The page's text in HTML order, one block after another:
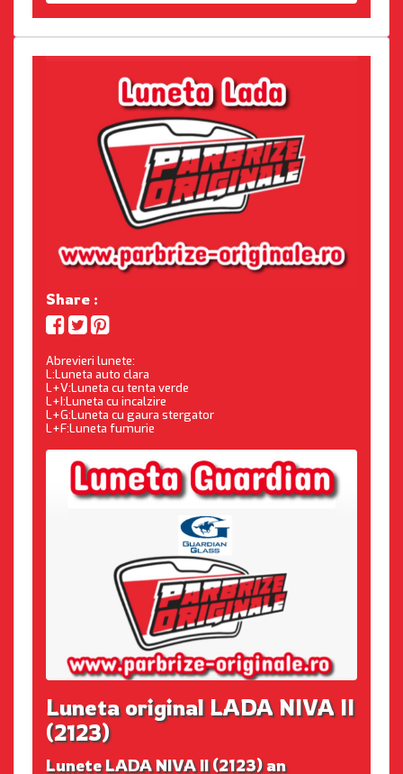
Share :
Abrevieri lunete:
L:Luneta auto clara
L+V:Luneta cu tenta verde
L+I:Luneta cu incalzire
L+G:Luneta cu gaura stergator
L+F:Luneta fumurie
Luneta original LADA NIVA II
(2123)
Lunete LADA NIVA II (2123) an